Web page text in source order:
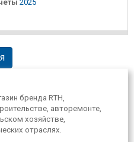
2025
бренда RTH,
авторемонте,
хозяйстве,
отраслях.